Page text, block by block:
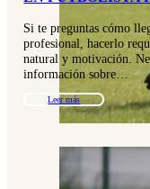
Si te preguntas cómo
profesional, hacerlo
natural y motivación.
información sobre…
Leer más